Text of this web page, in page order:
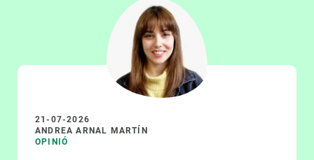
21-07-2026
ANDREA ARNAL MARTÍN
OPINIÓ